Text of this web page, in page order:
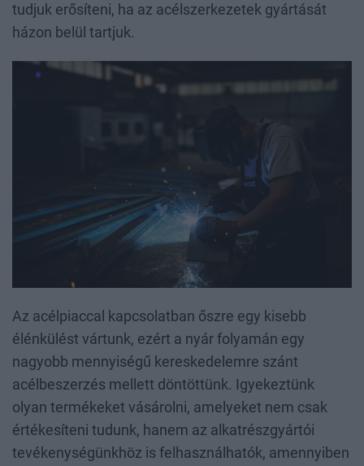
tudjuk erősíteni, ha az acélszerkezetek gyártását
házon belül tartjuk.
Az acélpiaccal kapcsolatban őszre egy kisebb
élénkülést vártunk, ezért a nyár folyamán egy
nagyobb mennyiségű kereskedelemre szánt
acélbeszerzés mellett döntöttünk. Igyekeztünk
olyan termékeket vásárolni, amelyeket nem csak
értékesíteni tudunk, hanem az alkatrészgyártói
tevékenységünkhöz is felhasználhatók, amennyiben